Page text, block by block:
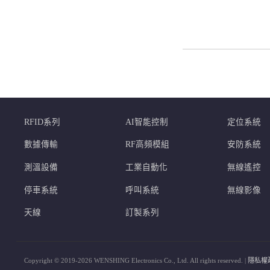
RFID系列 AI智能控制 定位系統
數據傳輸 RF高頻模組 安防系統
測溫設備 工業自動化 無線遙控
停車系統 呼叫系統 無線影像
天線 訂製系列
Copyright © 2019-2026 WENSHING Electronics Co., Ltd. All rights reserved. | 隱私權